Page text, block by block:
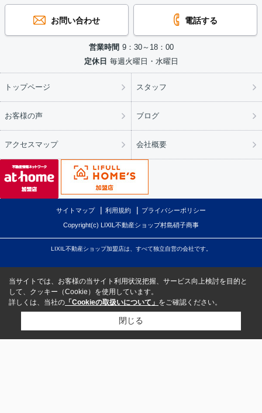
お問い合わせ 電話する
営業時間 9：30～18：00
定休日 毎週火曜日・水曜日
トップページ スタッフ
お客様の声 ブログ
アクセスマップ 会社概要
サイトマップ 利用規約 プライバシーポリシー
Copyright(c) LIXIL不動産ショップ村島硝子商事
LIXIL不動産ショップ加盟店は、すべて独立自営の会社です。
当サイトでは、お客様の当サイト利用状況把握、サービス向上検討を目的と
して、クッキー（Cookie）を使用しています。
詳しくは、当社の 「Cookieの取扱いについて」 をご確認ください。
閉じる